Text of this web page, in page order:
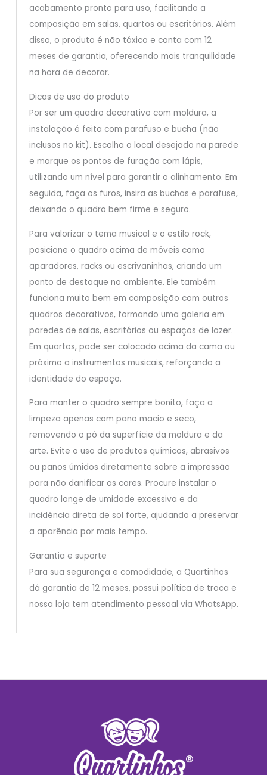
acabamento pronto para uso, facilitando a
composição em salas, quartos ou escritórios. Além
disso, o produto é não tóxico e conta com 12
meses de garantia, oferecendo mais tranquilidade
na hora de decorar.
Dicas de uso do produto
Por ser um quadro decorativo com moldura, a
instalação é feita com parafuso e bucha (não
inclusos no kit). Escolha o local desejado na parede
e marque os pontos de furação com lápis,
utilizando um nível para garantir o alinhamento. Em
seguida, faça os furos, insira as buchas e parafuse,
deixando o quadro bem firme e seguro.
Para valorizar o tema musical e o estilo rock,
posicione o quadro acima de móveis como
aparadores, racks ou escrivaninhas, criando um
ponto de destaque no ambiente. Ele também
funciona muito bem em composição com outros
quadros decorativos, formando uma galeria em
paredes de salas, escritórios ou espaços de lazer.
Em quartos, pode ser colocado acima da cama ou
próximo a instrumentos musicais, reforçando a
identidade do espaço.
Para manter o quadro sempre bonito, faça a
limpeza apenas com pano macio e seco,
removendo o pó da superfície da moldura e da
arte. Evite o uso de produtos químicos, abrasivos
ou panos úmidos diretamente sobre a impressão
para não danificar as cores. Procure instalar o
quadro longe de umidade excessiva e da
incidência direta de sol forte, ajudando a preservar
a aparência por mais tempo.
Garantia e suporte
Para sua segurança e comodidade, a Quartinhos
dá garantia de 12 meses, possui política de troca e
nossa loja tem atendimento pessoal via WhatsApp.